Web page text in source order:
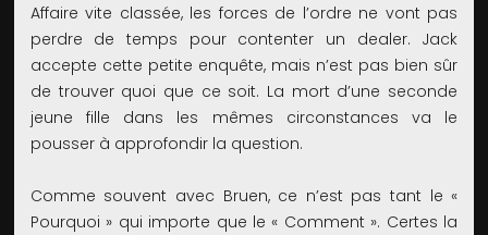
Affaire vite classée, les forces de l’ordre ne vont pas
perdre de temps pour contenter un dealer. Jack
accepte cette petite enquête, mais n’est pas bien sûr
de trouver quoi que ce soit. La mort d’une seconde
jeune fille dans les mêmes circonstances va le
pousser à approfondir la question.
Comme souvent avec Bruen, ce n’est pas tant le «
Pourquoi » qui importe que le « Comment ». Certes la